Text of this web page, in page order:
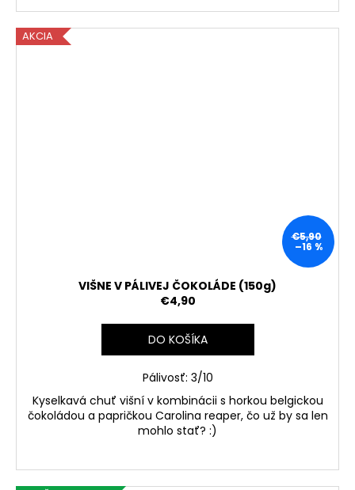
AKCIA
€5,90
–16 %
VIŠNE V PÁLIVEJ ČOKOLÁDE (150g)
€4,90
DO KOŠÍKA
Pálivosť: 3/10
Kyselkavá chuť višní v kombinácii s horkou belgickou
čokoládou a papričkou Carolina reaper, čo už by sa len
mohlo stať? :)